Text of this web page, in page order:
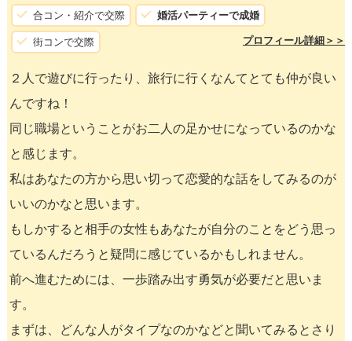
合コン・紹介で交際 婚活パーティーで成婚
街コンで交際 プロフィール詳細＞＞
２人で遊びに行ったり、旅行に行くなんてとても仲が良い
んですね！
同じ職場ということがお二人の足かせになっているのかな
と感じます。
私はあなたの方から思い切って恋愛的な話をしてみるのが
いいのかなと思います。
もしかすると相手の女性もあなたが自分のことをどう思っ
ているんだろうと疑問に感じているかもしれません。
前へ進むためには、一歩踏み出す勇気が必要だと思いま
す。
まずは、どんな人がタイプなのかなどと聞いてみるとさり